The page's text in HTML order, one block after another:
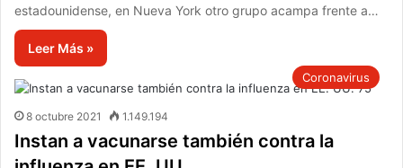
estadounidense, en Nueva York otro grupo acampa frente a…
Leer Más »
Coronavirus
8 octubre 2021 1.149.194
Instan a vacunarse también contra la